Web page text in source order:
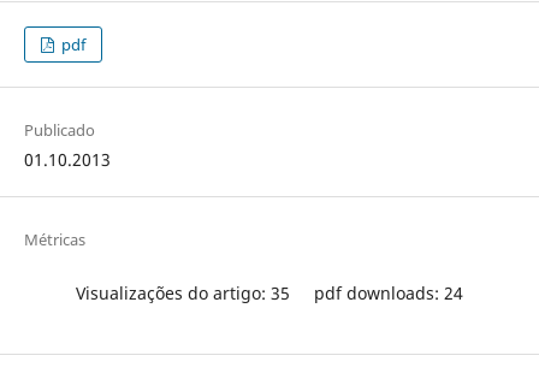
pdf
Publicado
01.10.2013
Métricas
Visualizações do artigo: 35 pdf downloads: 24